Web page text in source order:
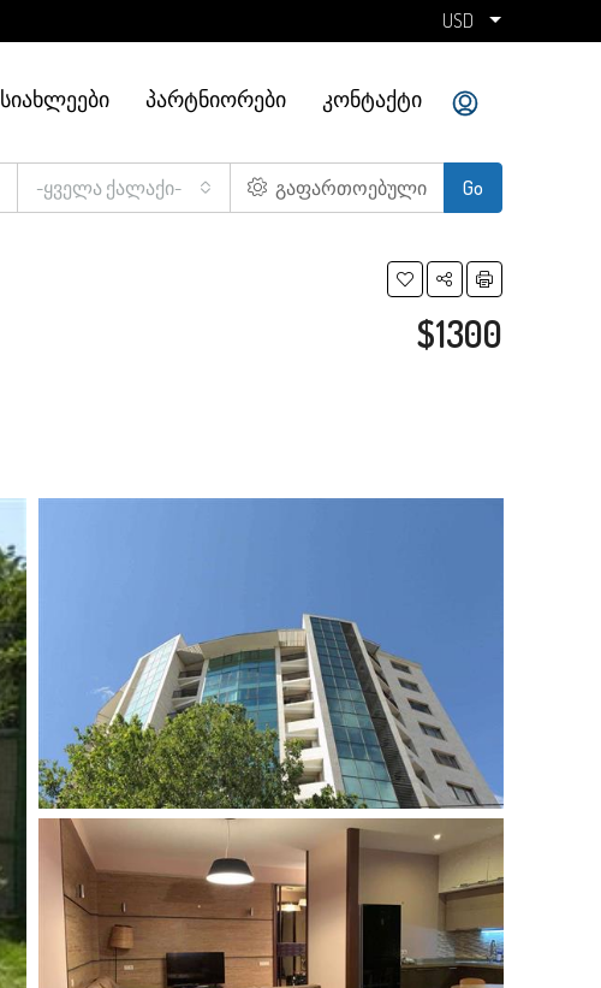
USD
ᲡᲘᲐᲮᲚᲔᲔᲑᲘ ᲞᲐᲠᲢᲜᲘᲝᲠᲔᲑᲘ ᲙᲝᲜᲢᲐᲥᲢᲘ
-ყველა ქალაქი- გაფართოებული Go
$1300